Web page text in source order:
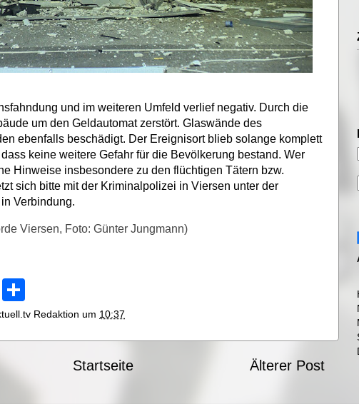
und im weiteren Umfeld verlief negativ. Durch die
um den Geldautomat zerstört. Glaswände des
ebenfalls beschädigt. Der Ereignisort blieb solange komplett
keine weitere Gefahr für die Bevölkerung bestand. Wer
Hinweise insbesondere zu den flüchtigen Tätern bzw.
sich bitte mit der Kriminalpolizei in Viersen unter der
Verbindung.
Viersen, Foto: Günter Jungmann)
C
y
i
r Redaktion um 10:37
Älterer Post
Startseite